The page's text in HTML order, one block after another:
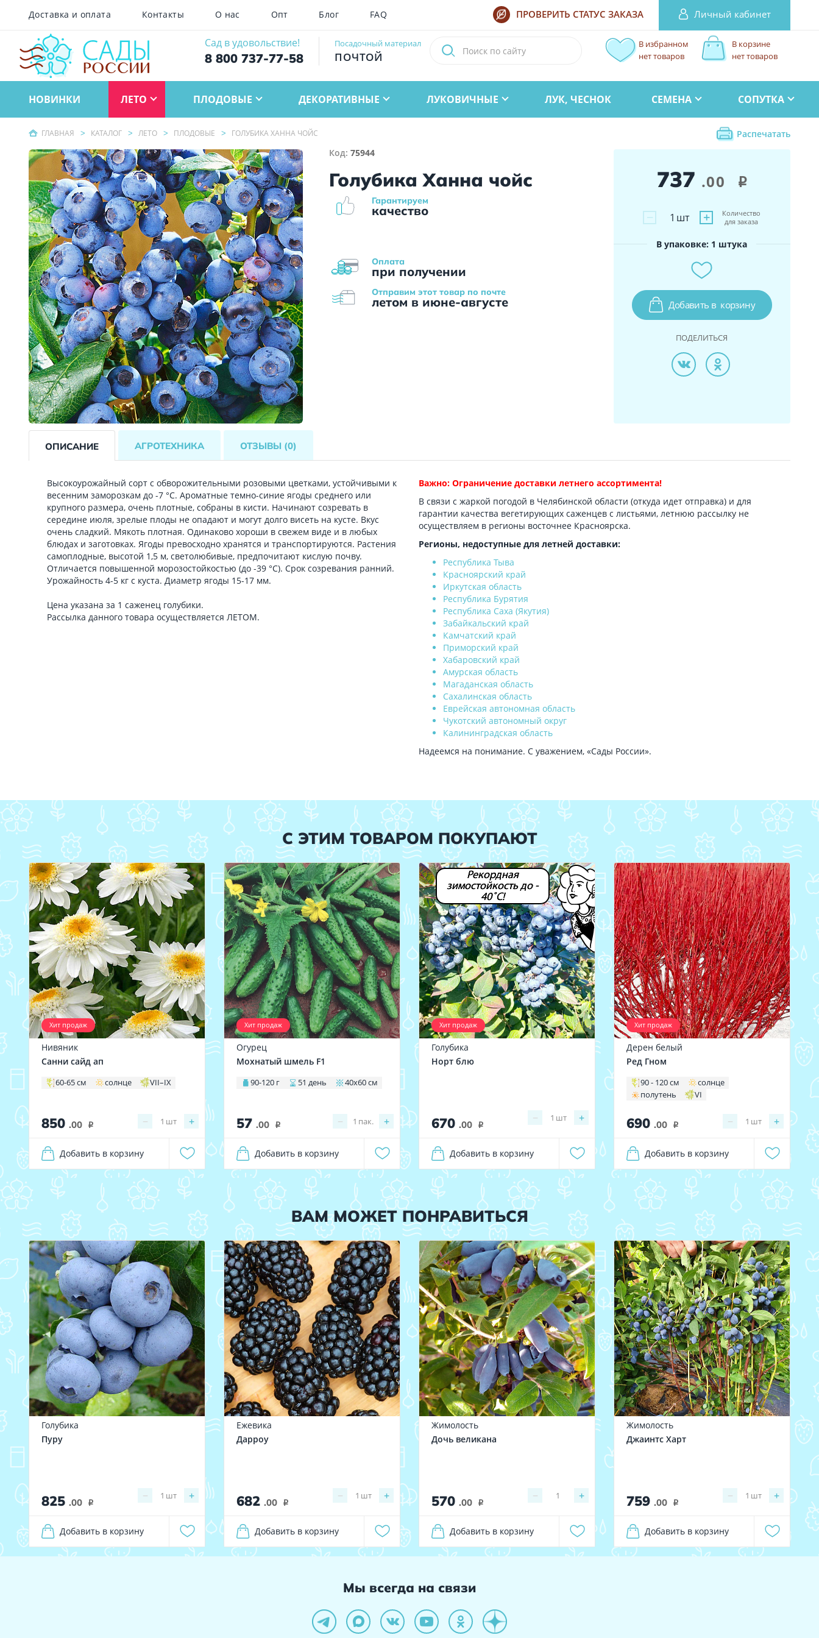
Доставка и оплата Контакты О нас Опт Блог FAQ ПРОВЕРИТЬ СТАТУС ЗАКАЗА Личный кабинет
Сад в удовольствие!
8 800 737-77-58
Посадочный материал
ПОЧТОЙ
В корзине
нет товаров
В избранном
нет товаров
НОВИНКИ ЛЕТО ПЛОДОВЫЕ ДЕКОРАТИВНЫЕ ЛУКОВИЧНЫЕ ЛУК, ЧЕСНОК СЕМЕНА СОПУТКА
ГЛАВНАЯ КАТАЛОГ ЛЕТО ПЛОДОВЫЕ ГОЛУБИКА ХАННА ЧОЙС
Распечатать
Код:75944
Голубика Ханна чойс
Оплата
при получении
Гарантируем
качество
Отправим этот товар по почте
летом в июне-августе
737 .00 i
− +
1 шт
Количество
для заказа
В упаковке: 1 штука
Добавить в корзину
ПОДЕЛИТЬСЯ
ОПИСАНИЕ АГРОТЕХНИКА ОТЗЫВЫ (0)
Высокоурожайный сорт с обворожительными розовыми цветками, устойчивыми к
весенним заморозкам до -7 °С. Ароматные темно-синие ягоды среднего или
крупного размера, очень плотные, собраны в кисти. Начинают созревать в
середине июля, зрелые плоды не опадают и могут долго висеть на кусте. Вкус
очень сладкий. Мякоть плотная. Одинаково хороши в свежем виде и в любых
блюдах и заготовках. Ягоды превосходно хранятся и транспортируются. Растения
самоплодные, высотой 1,5 м, светолюбивые, предпочитают кислую почву.
Отличается повышенной морозостойкостью (до -39 °С). Срок созревания ранний.
Урожайность 4-5 кг с куста. Диаметр ягоды 15-17 мм.
Цена указана за 1 саженец голубики.
Рассылка данного товара осуществляется ЛЕТОМ.
Важно: Ограничение доставки летнего ассортимента!
В связи с жаркой погодой в Челябинской области (откуда идет отправка) и для
гарантии качества вегетирующих саженцев с листьями, летнюю рассылку не
осуществляем в регионы восточнее Красноярска.
Регионы, недоступные для летней доставки:
Республика Тыва
Красноярский край
Иркутская область
Республика Бурятия
Республика Саха (Якутия)
Забайкальский край
Камчатский край
Приморский край
Хабаровский край
Амурская область
Магаданская область
Сахалинская область
Еврейская автономная область
Чукотский автономный округ
Калининградская область
Надеемся на понимание. С уважением, «Сады России».
С ЭТИМ ТОВАРОМ ПОКУПАЮТ
Хит продаж
Нивяник
Санни сайд ап
60-65 см солнце VII–IX
850 .00 i − +
1 шт
Добавить в корзину
Хит продаж
Огурец
Мохнатый шмель F1
90-120 г 51 день 40х60 см
57 .00 i − +
1 пак.
Добавить в корзину
Рекордная
зимостойкость до -
40˚С!
Хит продаж
Голубика
Норт блю
670 .00 i
− +
1 шт
Добавить в корзину
Хит продаж
Дерен белый
Ред Гном
90 - 120 см
солнце
полутень
VI
690 .00 i − +
1 шт
Добавить в корзину
ВАМ МОЖЕТ ПОНРАВИТЬСЯ
Голубика
Пуру
825 .00 i
− +
1 шт
Добавить в корзину
Ежевика
Дарроу
682 .00 i
− +
1 шт
Добавить в корзину
Жимолость
Дочь великана
570 .00 i
− +
1
Добавить в корзину
Жимолость
Джаинтс Харт
759 .00 i
− +
1 шт
Добавить в корзину
Мы всегда на связи